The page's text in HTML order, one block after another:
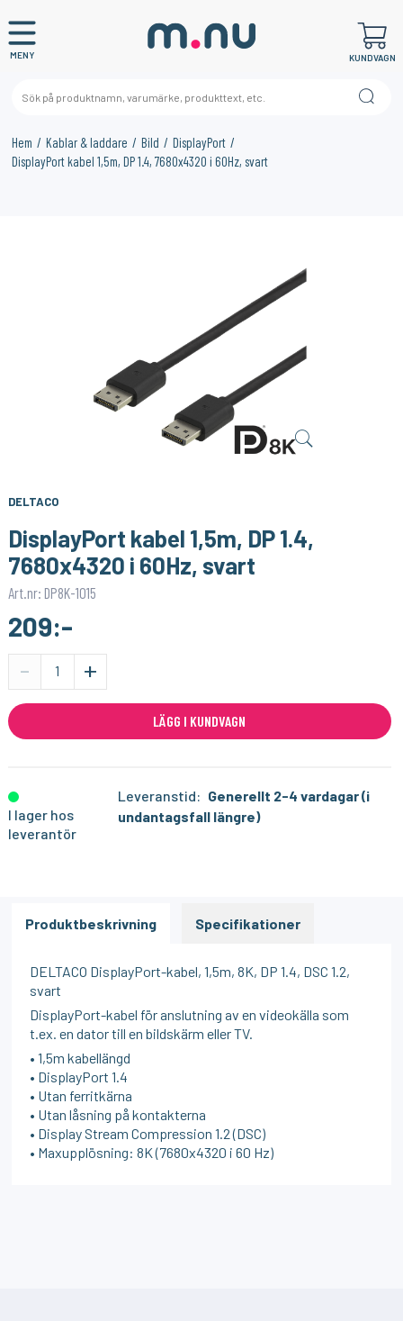
MENY KUNDVAGN
Hem Kablar & laddare Bild
DisplayPort
DisplayPort kabel 1,5m, DP 1.4, 7680x4320 i 60Hz, svart
DELTACO
DisplayPort kabel 1,5m, DP 1.4,
7680x4320 i 60Hz, svart
Art.nr: DP8K-1015
209:-
-
+
LÄGG I KUNDVAGN
I lager hos
leverantör
Leveranstid: Generellt 2-4 vardagar (i
undantagsfall längre)
Produktbeskrivning Specifikationer
DELTACO DisplayPort-kabel, 1,5m, 8K, DP 1.4, DSC 1.2,
svart
DisplayPort-kabel för anslutning av en videokälla som
t.ex. en dator till en bildskärm eller TV.
• 1,5m kabellängd
• DisplayPort 1.4
• Utan ferritkärna
• Utan låsning på kontakterna
• Display Stream Compression 1.2 (DSC)
• Maxupplösning: 8K (7680x4320 i 60 Hz)